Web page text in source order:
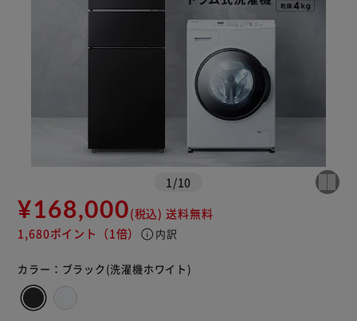
1 /10
¥168,000(税込) 送料無料
1,680ポイント （1倍） info 内訳
カラー： ブラック(洗濯機ホワイト)